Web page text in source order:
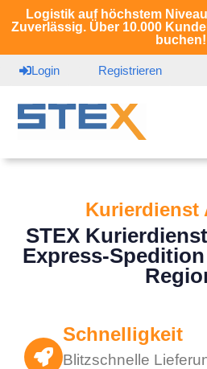
Logistik auf höchstem
Zuverlässig. Über 10.000
buchen!
Login Registrieren
Kurierdienst
STEX
Express-
Schnelligkeit
Blitzschnelle